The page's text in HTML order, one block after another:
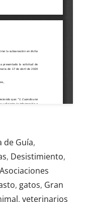
de Guía,
, Desistimiento,
, gatos, Gran
, veterinarios